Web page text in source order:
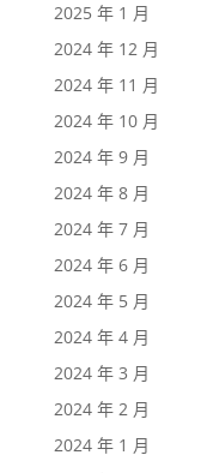
2025 年 1 月
2024 年 12 月
2024 年 11 月
2024 年 10 月
2024 年 9 月
2024 年 8 月
2024 年 7 月
2024 年 6 月
2024 年 5 月
2024 年 4 月
2024 年 3 月
2024 年 2 月
2024 年 1 月